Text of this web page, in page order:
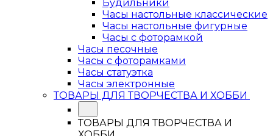
Будильники
Часы настольные классические
Часы настольные фигурные
Часы с фоторамкой
Часы песочные
Часы с фоторамками
Часы статуэтка
Часы электронные
ТОВАРЫ ДЛЯ ТВОРЧЕСТВА И ХОББИ
ТОВАРЫ ДЛЯ ТВОРЧЕСТВА И